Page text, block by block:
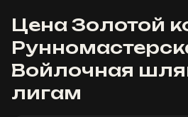
Цена Золотой
Войлочная
лигам